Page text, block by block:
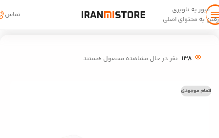
عبور به ناوبری
رفتن به محتوای اصلی
تماس
خانه
خانه و آشپزخانه
138 نفر در حال مشاهده محصول هستند
اتمام موجودی